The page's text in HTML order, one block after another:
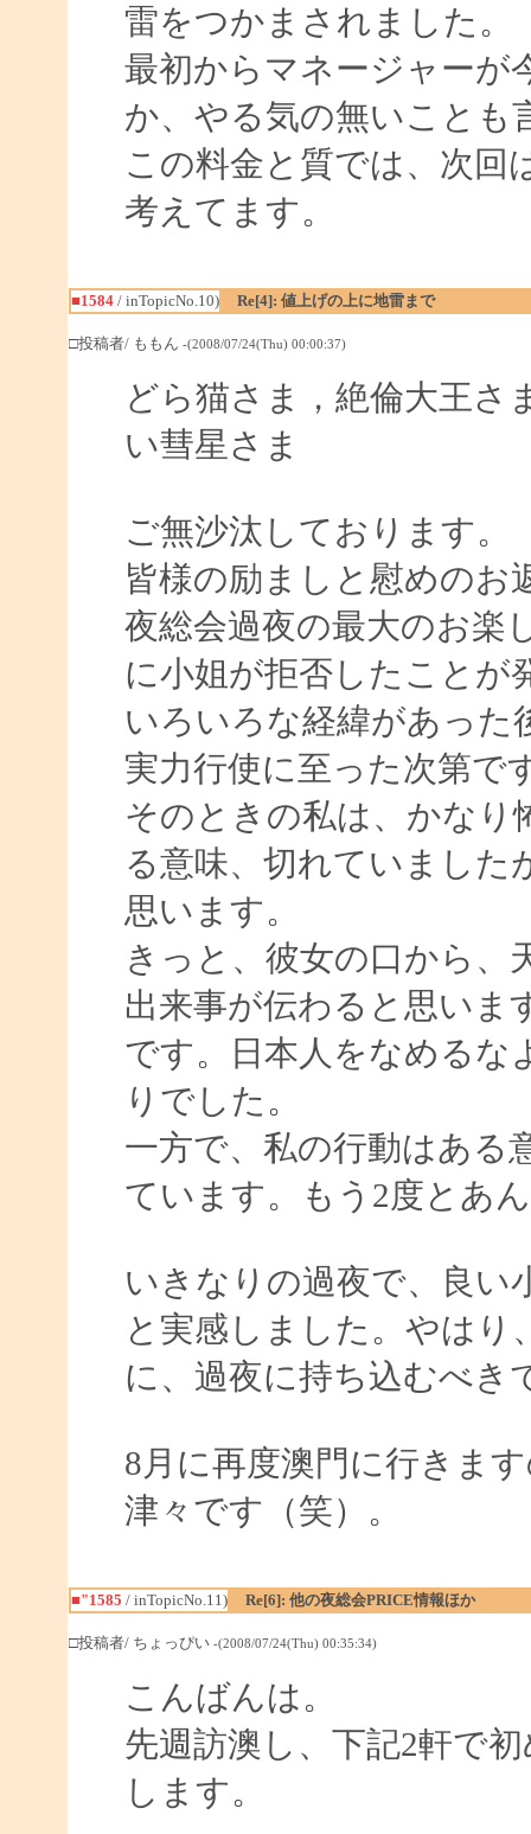
雷をつかまされました。
最初からマネージャーが
か、やる気の無いことも
この料金と質では、次回
考えてます。
■1584/ inTopicNo.10) Re[4]: 値上げの上に地雷まで
□投稿者/ ももん -(2008/07/24(Thu) 00:00:37)
どら猫さま，絶倫大王さ
い彗星さま
ご無沙汰しております。
皆様の励ましと慰めのお
夜総会過夜の最大のお楽
に小姐が拒否したことが
いろいろな経緯があった
実力行使に至った次第で
そのときの私は、かなり
る意味、切れていました
思います。
きっと、彼女の口から、
出来事が伝わると思いま
です。日本人をなめるな
りでした。
一方で、私の行動はある
ています。もう2度とあ
いきなりの過夜で、良い
と実感しました。やはり
に、過夜に持ち込むべき
8月に再度澳門に行きま
津々です（笑）。
■"1585 / inTopicNo.11) Re[6]: 他の夜総会PRICE情報ほか
□投稿者/ ちょっぴい -(2008/07/24(Thu) 00:35:34)
こんばんは。
先週訪澳し、下記2軒で
します。